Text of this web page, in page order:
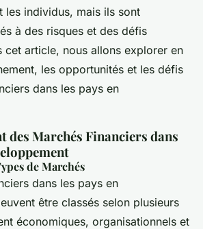
les individus, mais ils sont
à des risques et des défis
cet article, nous allons explorer en
les opportunités et les défis
dans les pays en
des Marchés Financiers dans
de Marchés
dans les pays en
être classés selon plusieurs
économiques, organisationnels et